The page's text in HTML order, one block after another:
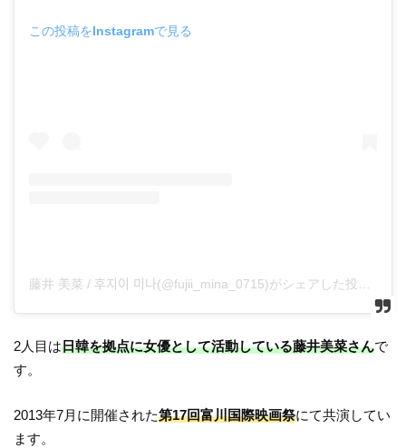
この投稿をInstagramで見る
2人目は日韓を拠点に女優として活動している藤井美菜さんで
す。
2013年7月に開催された第17回富川国際映画祭にて共演してい
ます。